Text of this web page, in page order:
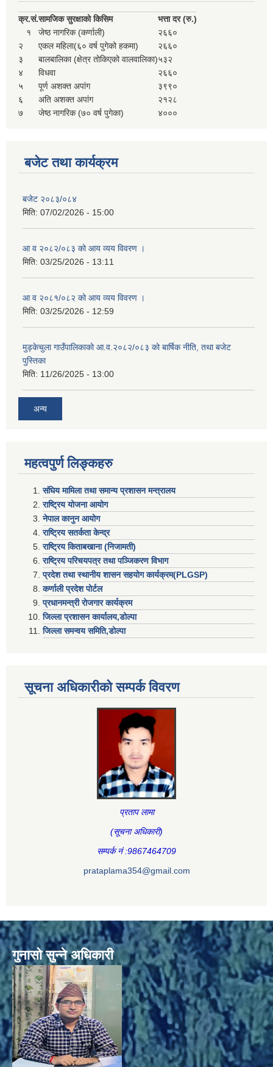
क्र.सं.सामजिक सुरक्षाको किसिम
भत्ता दर (रु.)
१
जेष्ठ नागरिक (कर्णाली)
२६६०
२
एकल महिला(६० वर्ष पुगेको हकमा)
२६६०
३
बालबालिका (क्षेत्र तोकिएको वालवालिका)५३२
४
विधवा
२६६०
५
पूर्ण अशक्त अपांग
३९९०
६
अति अशक्त अपांग
२१२८
७
जेष्ठ नागरिक (७० वर्ष पुगेका) ४०००
बजेट तथा कार्यक्रम
बजेट २०८३/०८४
मिति: 07/02/2026 - 15:00
आ व २०८२/०८३ को आय व्यय विवरण ।
मिति: 03/25/2026 - 13:11
आ व २०८१/०८२ को आय व्यय विवरण ।
मिति: 03/25/2026 - 12:59
मुड्केचुला गाउँपालिकाको आ.व.२०८२/०८३ को बार्षिक नीति, तथा बजेट
पुस्तिका
मिति: 11/26/2025 - 13:00
अन्य
महत्वपुर्ण लिङ्कहरु
संघिय मामिला तथा समान्य प्रशासन मन्त्रालय
राष्ट्रिय योजना आयोग
नेपाल कानुन आयोग
राष्ट्रिय सतर्कता केन्द्र
राष्ट्रिय किताबखाना (निजामती)
राष्ट्रिय परिचयपत्र तथा पञ्जिकरण विभाग
प्रदेश तथा स्थानीय शासन सहयाेग कार्यक्रम(PLGSP)
कर्णाली प्रदेश पोर्टल
प्रधानमन्त्री राेजगार कार्यक्रम
जिल्ला प्रशासन कार्यालय,डोल्पा
जिल्ला समन्वय समिति,डोल्प
सूचना अधिकारीकाे सम्पर्क विवरण
प्रताप लामा
(सूचना अधिकारी)
सम्पर्क नं :9867464709
prataplama354@gmail.com
गुनासो सुन्ने अधिकारी